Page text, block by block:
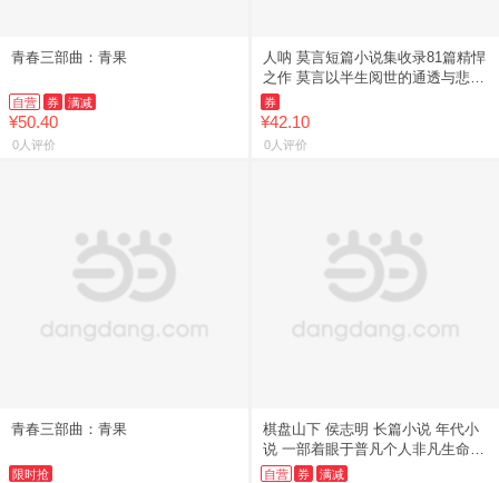
青春三部曲：青果
自营 券 满减
¥50.40
0人评价
人呐 莫言短篇小说集收录81篇精悍
之作 莫言以半生阅世的通透与悲悯
将人间百态 人性幽微凝于数百字之
间 写尽人心深处的复
券
¥42.10
0人评价
青春三部曲：青果
限时抢
棋盘山下 侯志明 长篇小说 年代小
说 一部着眼于普凡个人非凡生命经
验的编年志 当当自营
自营 券 满减